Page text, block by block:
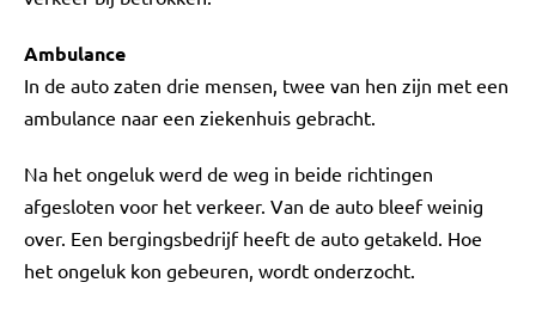
Ambulance
In de auto zaten drie mensen, twee van hen zijn met een
ambulance naar een ziekenhuis gebracht.
Na het ongeluk werd de weg in beide richtingen
afgesloten voor het verkeer. Van de auto bleef weinig
over. Een bergingsbedrijf heeft de auto getakeld. Hoe
het ongeluk kon gebeuren, wordt onderzocht.